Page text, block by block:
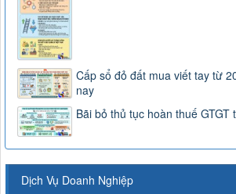
Cấp sổ đỏ đất mua viết tay từ
nay
Bãi bỏ thủ tục hoàn thuế
Dịch Vụ Doanh Nghiệp